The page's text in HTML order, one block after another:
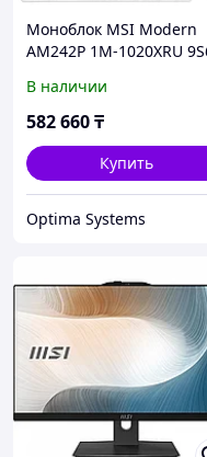
Моноблок MSI Modern
AM242P 1M-1020XRU
Core 7, 150U, 1.8, 16 Гб,
512 Гб
В наличии
582 660₸
Купить
Optima Systems